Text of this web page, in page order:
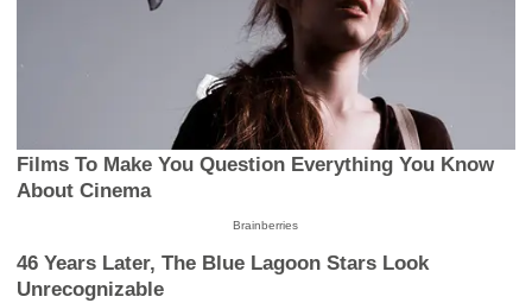
Films To Make You Question Everything You Know
About Cinema
Brainberries
46 Years Later, The Blue Lagoon Stars Look
Unrecognizable